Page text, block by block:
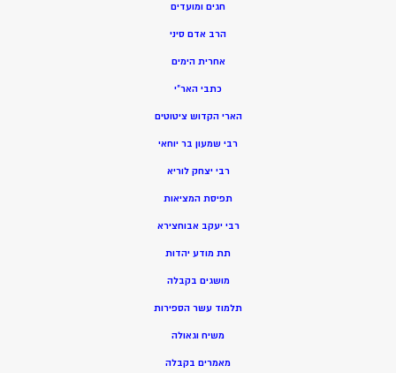
חגים ומועדים
הרב אדם סיני
אחרית הימים
כתבי האר”י
הארי הקדוש ציטוטים
רבי שמעון בר יוחאי
רבי יצחק לוריא
תפיסת המציאות
רבי יעקב אבוחצירא
תת מודע יהדות
מושגים בקבלה
תלמוד עשר הספירות
משיח וגאולה
מאמרים בקבלה